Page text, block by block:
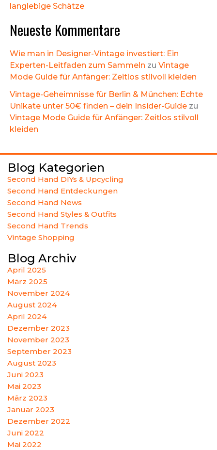
langlebige Schätze
Neueste Kommentare
Wie man in Designer-Vintage investiert: Ein
Experten-Leitfaden zum Sammeln zu Vintage
Mode Guide für Anfänger: Zeitlos stilvoll kleiden
Vintage-Geheimnisse für Berlin & München: Echte
Unikate unter 50€ finden – dein Insider-Guide zu
Vintage Mode Guide für Anfänger: Zeitlos stilvoll
kleiden
Blog Kategorien
Second Hand DIYs & Upcycling
Second Hand Entdeckungen
Second Hand News
Second Hand Styles & Outfits
Second Hand Trends
Vintage Shopping
Blog Archiv
April 2025
März 2025
November 2024
August 2024
April 2024
Dezember 2023
November 2023
September 2023
August 2023
Juni 2023
Mai 2023
März 2023
Januar 2023
Dezember 2022
Juni 2022
Mai 2022